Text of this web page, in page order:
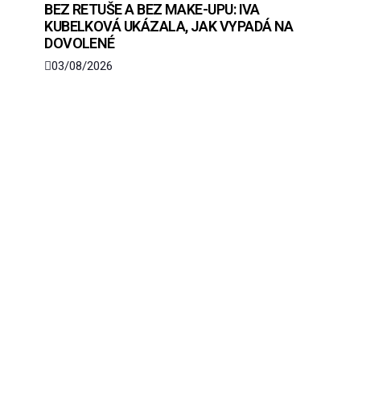
BEZ RETUŠE A BEZ MAKE-UPU: IVA
KUBELKOVÁ UKÁZALA, JAK VYPADÁ NA
DOVOLENÉ
03/08/2026